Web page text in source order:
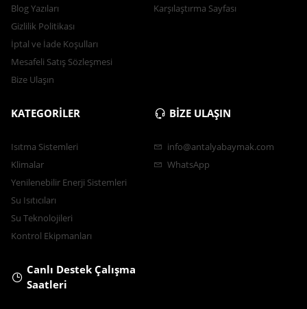
Blog Yazıları
Gizlilik Politikası
İptal ve İade Koşulları
Mesafeli Satış Sözleşmesi
Bize Ulaşın
Karşılaştırma Sayfası
KATEGORİLER
Isıtma Sistemleri
Klimalar
Yenilenebilir Enerji Sistemleri
Su Isıtıcıları
Su Teknolojileri
Kontrol Ekipmanları
BİZE ULAŞIN
info@antalyabaymak.com
WhatsApp
Canlı Destek Çalışma
Saatleri